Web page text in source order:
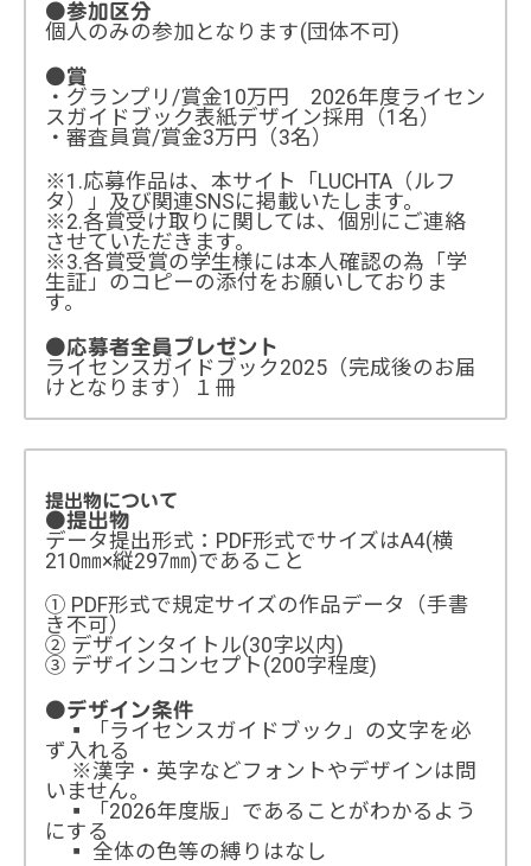
●参加区分
個人のみの参加となります(団体不可)
●賞
・グランプリ/賞金10万円 2026年度ライセン
スガイドブック表紙デザイン採用（1名）
・審査員賞/賞金3万円（3名）
※1.応募作品は、本サイト「LUCHTA（ルフ
タ）」及び関連SNSに掲載いたします。
※2.各賞受け取りに関しては、個別にご連絡
させていただきます。
※3.各賞受賞の学生様には本人確認の為「学
生証」のコピーの添付をお願いしておりま
す。
●応募者全員プレゼント
ライセンスガイドブック2025（完成後のお届
けとなります）１冊
提出物について
●提出物
データ提出形式：PDF形式でサイズはA4(横
210㎜×縦297㎜)であること
① PDF形式で規定サイズの作品データ（手書
き不可）
② デザインタイトル(30字以内)
③ デザインコンセプト(200字程度)
●デザイン条件
▪「ライセンスガイドブック」の文字を必
ず入れる
※漢字・英字などフォントやデザインは問
いません。
▪「2026年度版」であることがわかるよう
にする
▪ 全体の色等の縛りはなし